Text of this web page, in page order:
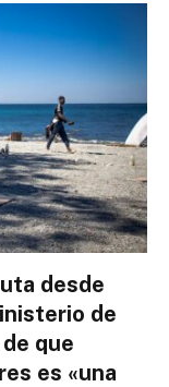
desde
de
que
es «una